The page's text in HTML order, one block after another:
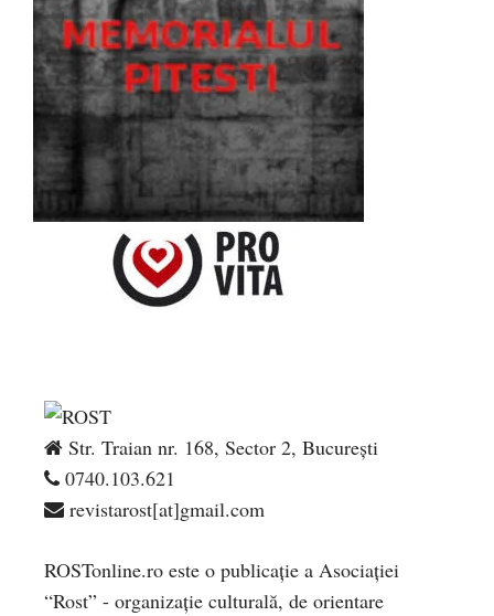
Str. Traian nr. 168, Sector 2, București
0740.103.621
revistarost[at]gmail.com
ROSTonline.ro este o publicaţie a Asociaţiei
“Rost” - organizaţie culturală, de orientare